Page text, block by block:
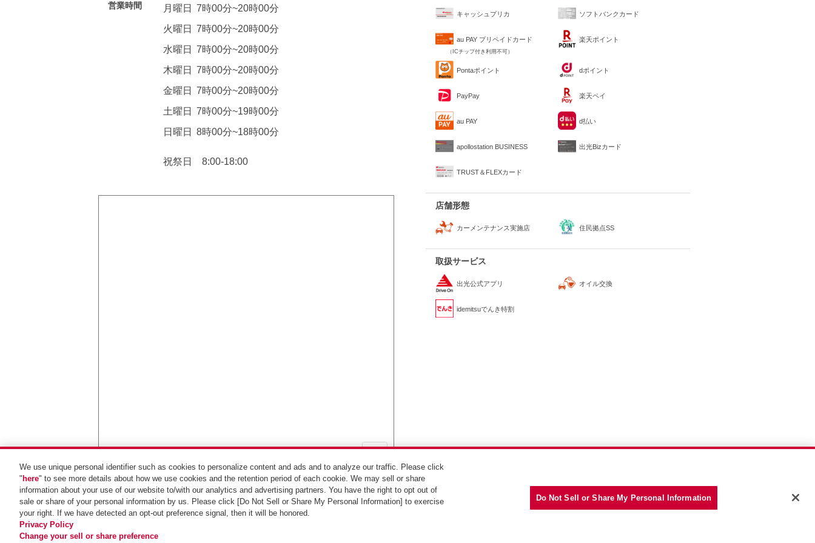
営業時間 月曜日
7時00分~20時00分
火曜日
7時00分~20時00分
水曜日
7時00分~20時00分
木曜日
7時00分~20時00分
金曜日
7時00分~20時00分
土曜日
7時00分~19時00分
日曜日
8時00分~18時00分
祝祭日 8:00-18:00
地図を拡大 ルートを検索
キャッシュプリカ ソフトバンクカード
au PAY プリペイドカード
（ICチップ付き利用不可）
楽天ポイント
Pontaポイント dポイント
PayPay 楽天ペイ
au PAY d払い
apollostation BUSINESS 出光Bizカード
TRUST＆FLEXカード
店舗形態
カーメンテナンス実施店 住民拠点SS
取扱サービス
出光公式アプリ オイル交換
idemitsuでんき特割
We use unique personal identifier such as cookies to personalize content and ads and to analyze our traffic. Please click
" here" to see more details about how we use cookies and the retention period of each cookie. We may sell or share
information about your use of our website to/with our analytics and advertising partners. You have the right to opt out of
sale or share of your personal information by us. Please click [Do Not Sell or Share My Personal Information] to exercise
your right. If we have detected an opt-out preference signal, then it will be honored.
Privacy Policy
Change your sell or share preference
Do Not Sell or Share My Personal Information